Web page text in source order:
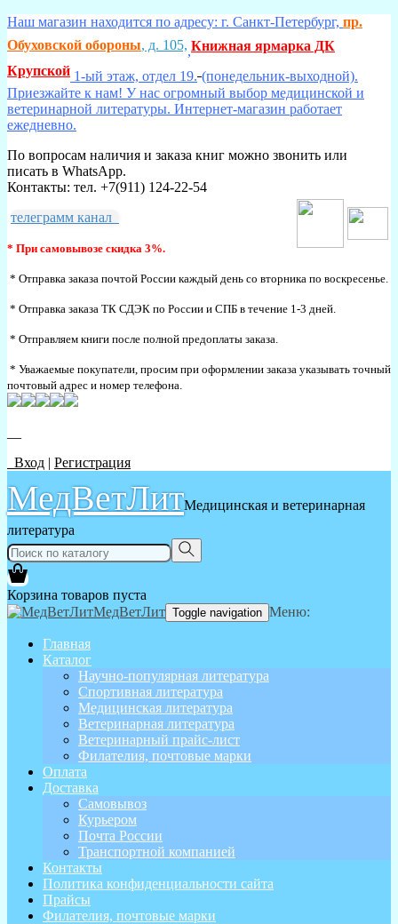
Наш магазин находится по адресу: г. Санкт-Петербург, пр.
Обуховской обороны, д. 105,,Книжная ярмарка ДК
Крупской 1-ый этаж, отдел 19. (понедельник-выходной).
Приезжайте к нам! У нас огромный выбор медицинской и
ветеринарной литературы. Интернет-магазин работает
ежедневно.
По вопросам наличия и заказа книг можно звонить или
писать в WhatsApp.
Контакты: тел. +7(911) 124-22-54
телеграмм канал
* При самовывозе скидка 3%.
* Отправка заказа почтой России каждый день со вторника по воскресенье.
* Отправка заказа ТК СДЭК по России и СПБ в течение 1-3 дней.
* Отправляем книги после полной предоплаты заказа.
* Уважаемые покупатели, просим при оформлении заказа указывать точный
почтовый адрес и номер телефона.
Вход | Регистрация
МедВетЛитМедицинская и ветеринарная
литература
Корзина товаров пуста
МедВетЛит Toggle navigation Меню:
Главная
Каталог
Научно-популярная литература
Спортивная литература
Медицинская литература
Ветеринарная литература
Ветеринарный прайс-лист
Филателия, почтовые марки
Оплата
Доставка
Самовывоз
Курьером
Почта России
Транспортной компанией
Контакты
Политика конфиденциальности сайта
Прайсы
Филателия, почтовые марки